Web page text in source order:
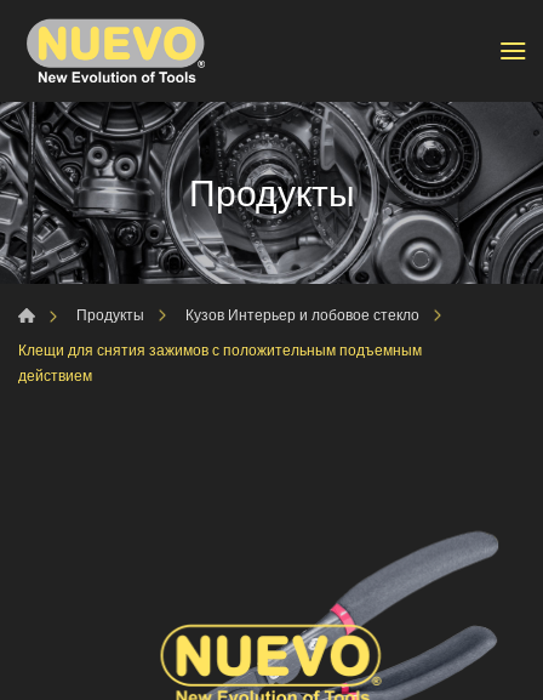
Продукты
Продукты
Кузов Интерьер и лобовое стекло
Клещи для снятия зажимов с положительным подъемным
действием